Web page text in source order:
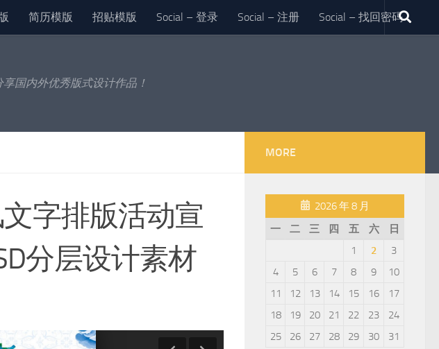
简历模版 招贴模版 Social – 登录 Social – 注册 Social – 找回密码
享国内外优秀版式设计作品！
字排版活动宣
分层设计素材
MORE
2026 年 8 月
一
二 三 四 五 六
日
1
2
3
4
5 6 7 8 9
10
11
12 13 14 15 16
17
18
19 20 21 22 23
24
25
26 27 28 29 30
31